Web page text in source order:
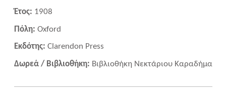
Έτος: 1908
Πόλη: Oxford
Εκδότης: Clarendon Press
Δωρεά / Βιβλιοθήκη: Βιβλιοθήκη Νεκτάριου Καραδήμα